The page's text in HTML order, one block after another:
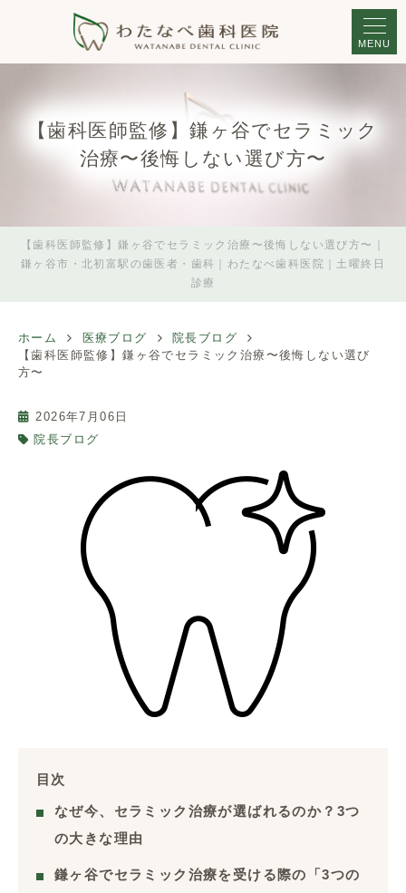
MENU
【歯科医師監修】鎌ヶ谷でセラミック
治療〜後悔しない選び方〜
【歯科医師監修】鎌ヶ谷でセラミック治療〜後悔しない選び方〜｜
鎌ヶ谷市・北初富駅の歯医者・歯科｜わたなべ歯科医院｜土曜終日
診療
ホーム 医療ブログ
院長ブログ
【歯科医師監修】鎌ヶ谷でセラミック治療〜後悔しない選び
方〜
2026年7月06日
院長ブログ
目次
なぜ今、セラミック治療が選ばれるのか？3つ
の大きな理由
鎌ヶ谷でセラミック治療を受ける際の「3つの